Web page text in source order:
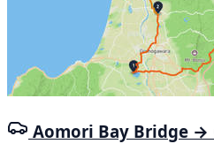
Aomori Bay Bridge →